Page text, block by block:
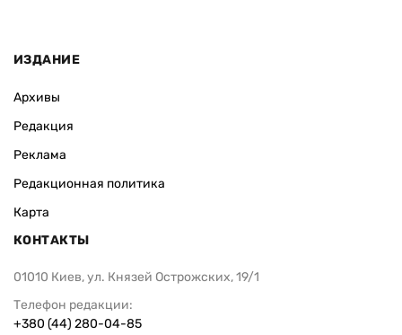
ИЗДАНИЕ
Архивы
Редакция
Реклама
Редакционная политика
Карта
КОНТАКТЫ
01010 Киев, ул. Князей Острожских, 19/1
Телефон редакции:
+380 (44) 280-04-85